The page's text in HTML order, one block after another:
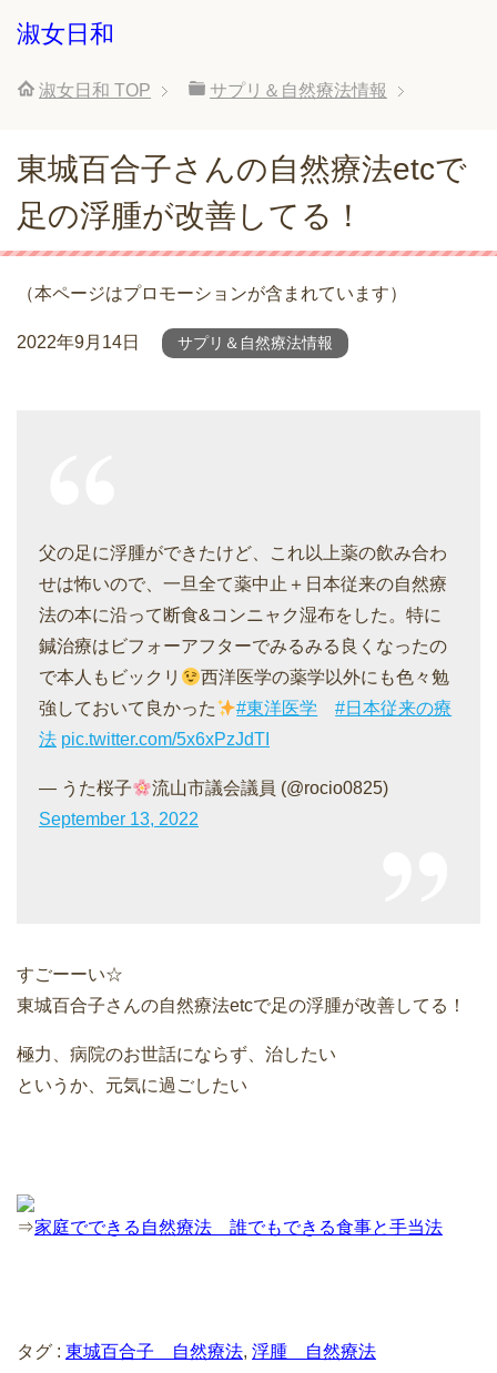
淑女日和
淑女日和 TOP サプリ＆自然療法情報
東城百合子さんの自然療法etcで
足の浮腫が改善してる！
（本ページはプロモーションが含まれています）
2022年9月14日 サプリ＆自然療法情報
父の足に浮腫ができたけど、これ以上薬の飲み合わ
せは怖いので、一旦全て薬中止＋日本従来の自然療
法の本に沿って断食&コンニャク湿布をした。特に
鍼治療はビフォーアフターでみるみる良くなったの
で本人もビックリ
西洋医学の薬学以外にも色々勉
強しておいて良かった
#東洋医学
#日本従来の療
法 pic.twitter.com/5x6xPzJdTI
— うた桜子
流山市議会議員 (@rocio0825)
September 13, 2022
すごーーい☆
東城百合子さんの自然療法etcで足の浮腫が改善してる！
極力、病院のお世話にならず、治したい
というか、元気に過ごしたい
⇒家庭でできる自然療法 誰でもできる食事と手当法
タグ : 東城百合子 自然療法, 浮腫 自然療法